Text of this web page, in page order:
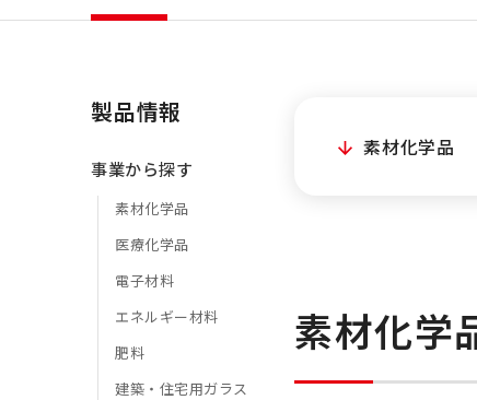
製品情報
事業から探す
素材化学品
医療化学品
電子材料
エネルギー材料
肥料
建築・住宅用ガラス
素材化学品
素材化学